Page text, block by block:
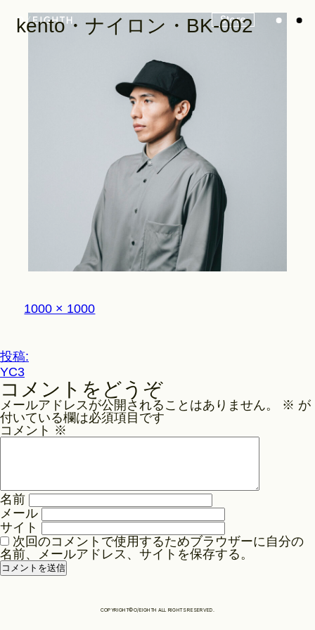
Store
Look
Construction
Product Lineup
News
Store
kento・ナイロン・BK-002
フ
ル
ズ
1000 × 1000
投
稿
ナ
ビ
ゲ
ョ
ン
投稿:
YC3
コメントをどうぞ
メールアドレスが公開されることはありません。 ※ が
付いている欄は必須項目です
コメント ※
名前
メール
サイト
次回のコメントで使用するためブラウザーに自分の
名前、メールアドレス、サイトを保存する。
COPYRIGHT©O/EIGHTH ALL RIGHTS RESERVED.